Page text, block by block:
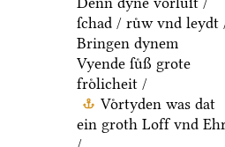
Denn dyne vorluſt /
ſchad / ruͤw vnd leydt /
Bringen dynem
Vyende ſuͤß grote
froͤlicheit /
Voͤrtyden was dat